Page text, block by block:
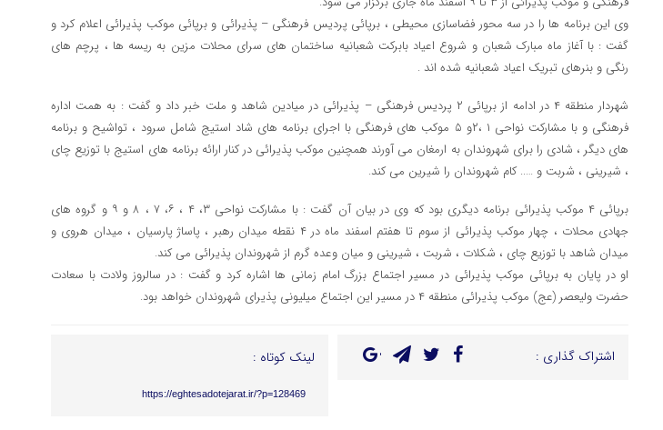
وی این برنامه ها را در سه محور فضاسازی محیطی ، برپائی پردیس فرهنگی – پذیرائی و برپائی موکب پذیرائی اعلام کرد و
گفت : با آغاز ماه مبارک شعبان و شروع اعیاد بابرکت شعبانیه ساختمان های سرای محلات مزین به ریسه ها ، پرچم های
رنگی و بنرهای تبریک اعیاد شعبانیه شده اند .
شهردار منطقه ۴ در ادامه از برپائی ۲ پردیس فرهنگی – پذیرائی در میادین شاهد و ملت خبر داد و گفت : به همت اداره
فرهنگی و با مشارکت نواحی ۱ ،۲و ۵ موکب های فرهنگی با اجرای برنامه های شاد استیج شامل سرود ، تواشیح و برنامه
های دیگر ، شادی را برای شهروندان به ارمغان می آورند همچنین موکب پذیرائی در کنار ارائه برنامه های استیج با توزیع چای
، شیرینی ، شربت و ….. کام شهروندان را شیرین می کند.
برپائی ۴ موکب پذیرائی برنامه دیگری بود که وی در بیان آن گفت : با مشارکت نواحی ۳، ۴ ، ۶، ۷ ، ۸ و ۹ و گروه های
جهادی محلات ، چهار موکب پذیرائی از سوم تا هفتم اسفند ماه در ۴ نقطه میدان رهبر ، پاساژ پارسیان ، میدان هروی و
میدان شاهد با توزیع چای ، شکلات ، شربت ، شیرینی و میان وعده گرم از شهروندان پذیرائی می کند.
او در پایان به برپائی موکب پذیرائی در مسیر اجتماع بزرگ امام زمانی ها اشاره کرد و گفت : در سالروز ولادت با سعادت
حضرت ولیعصر (عج) موکب پذیرائی منطقه ۴ در مسیر این اجتماع میلیونی پذیرای شهروندان خواهد بود.
اشتراک گذاری : لینک کوتاه :
https://eghtesadotejarat.ir/?p=128469